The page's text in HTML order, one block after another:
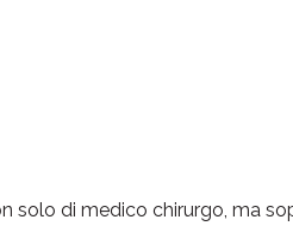
solo di medico chirurgo, ma